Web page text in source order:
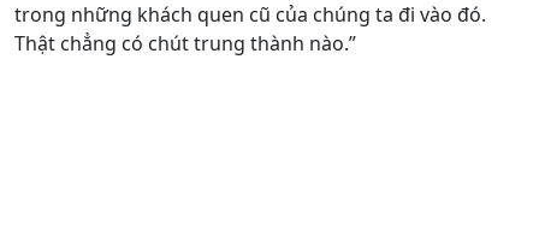
trong những khách quen cũ của chúng ta đi vào đó.
Thật chẳng có chút trung thành nào.”